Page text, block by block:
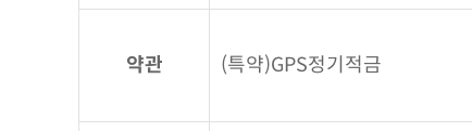
약관 (특약)GPS정기적금